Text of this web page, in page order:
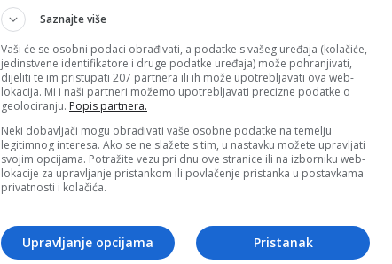
Saznajte više
Vaši će se osobni podaci obrađivati, a podatke s vašeg uređaja (kolačiće,
jedinstvene identifikatore i druge podatke uređaja) može pohranjivati,
dijeliti te im pristupati 207 partnera ili ih može upotrebljavati ova web-
lokacija. Mi i naši partneri možemo upotrebljavati precizne podatke o
geolociranju. Popis partnera.
Neki dobavljači mogu obrađivati vaše osobne podatke na temelju
legitimnog interesa. Ako se ne slažete s tim, u nastavku možete upravljati
svojim opcijama. Potražite vezu pri dnu ove stranice ili na izborniku web-
lokacije za upravljanje pristankom ili povlačenje pristanka u postavkama
privatnosti i kolačića.
Pristanak
Upravljanje opcijama